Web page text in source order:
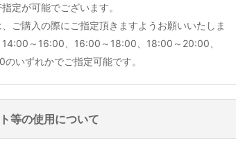
定が可能でございます。
ご購入の際にご指定頂きますようお願いいたしま
14:00～16:00、16:00～18:00、18:00～20:00、
いずれかでご指定可能です。
等の使用について